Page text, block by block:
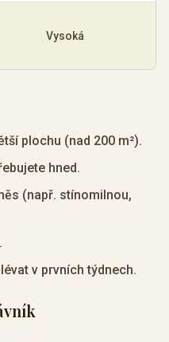
Vysoká
plochu (nad 200 m²).
hned.
(např. stínomilnou,
v prvních týdnech.